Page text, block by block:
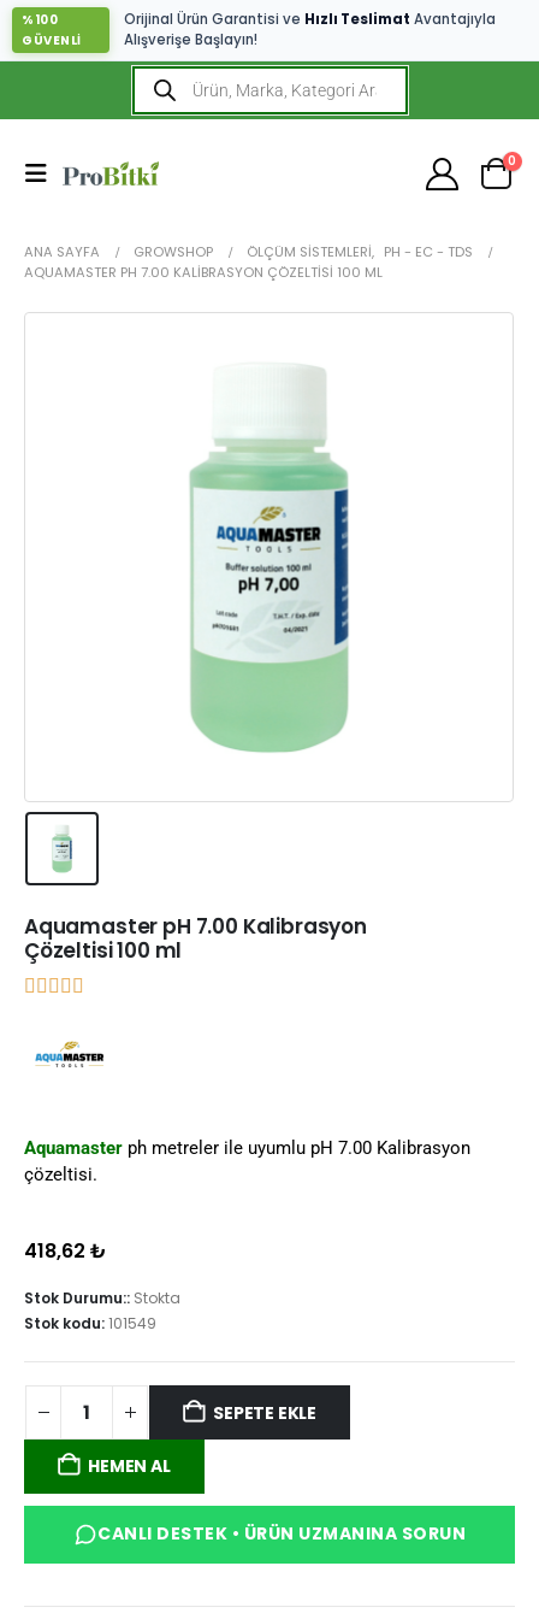
%100
GÜVENLİ
Orijinal Ürün Garantisi ve Hızlı Teslimat Avantajıyla
Alışverişe Başlayın!
0
ANA SAYFA GROWSHOP ÖLÇÜM SISTEMLERI, PH - EC - TDS
AQUAMASTER PH 7.00 KALIBRASYON ÇÖZELTISI 100 ML
Aquamaster pH 7.00 Kalibrasyon
Çözeltisi 100 ml
Aquamaster ph metreler ile uyumlu pH 7.00 Kalibrasyon
çözeltisi.
418,62 ₺
Stok Durumu:: Stokta
Stok kodu:101549
SEPETE EKLE
HEMEN AL
CANLI DESTEK • ÜRÜN UZMANINA SORUN